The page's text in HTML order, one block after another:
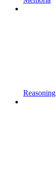
Reasoning